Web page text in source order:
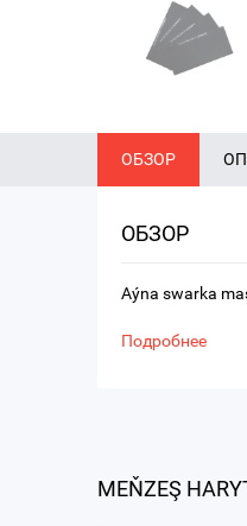
ОБЗОР
ОБЗОР
Aýna swarka
Подробнее
MEŇZEŞ